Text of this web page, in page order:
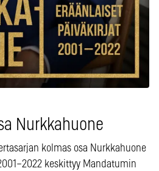
Nurkkahuone
kolmas osa Nurkkahuone
keskittyy Mandatumin